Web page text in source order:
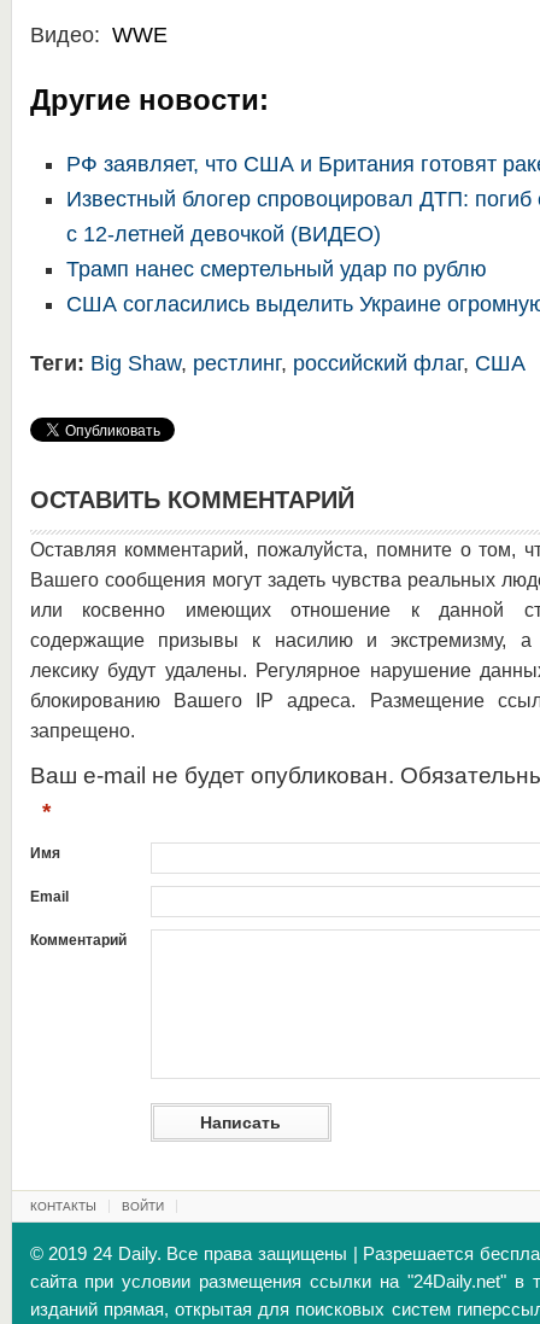
Видео: WWE
Другие новости:
РФ заявляет, что США и Британия готовят
Известный блогер спровоцировал ДТП:
с 12-летней девочкой (ВИДЕО)
Трамп нанес смертельный удар по рублю
США согласились выделить Украине
Теги: Big Shaw, рестлинг, российский флаг, США
ОСТАВИТЬ КОММЕНТАРИЙ
Оставляя комментарий, пожалуйста, помните о том,
Вашего сообщения могут задеть чувства реальных
или косвенно имеющих отношение к данной
содержащие призывы к насилию и экстремизму, а
лексику будут удалены. Регулярное нарушение
блокированию Вашего IP адреса. Размещение
запрещено.
Ваш e-mail не будет опубликован.
*
Имя
Email
Комментарий
КОНТАКТЫ ВОЙТИ
© 2019 24 Daily. Все права защищены | Разрешается
сайта при условии размещения ссылки на "24Daily.net" в
изданий прямая, открытая для поисковых систем